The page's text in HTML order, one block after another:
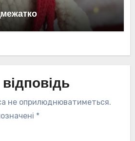
не оприлюднюватиметься.
*